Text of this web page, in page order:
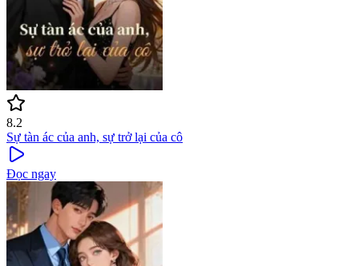
8.2
Sự tàn ác của anh, sự trở lại của cô
Đọc ngay